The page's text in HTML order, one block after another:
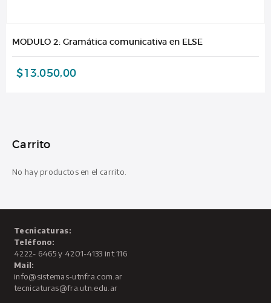
MODULO 2: Gramática comunicativa en ELSE
$13.050,00
Carrito
No hay productos en el carrito.
Tecnicaturas:
Teléfono:
4222- 6465 y 4201-4133 int 116
Mail:
info@sistemas-utnfra.com.ar
tecnicaturas@fra.utn.edu.ar